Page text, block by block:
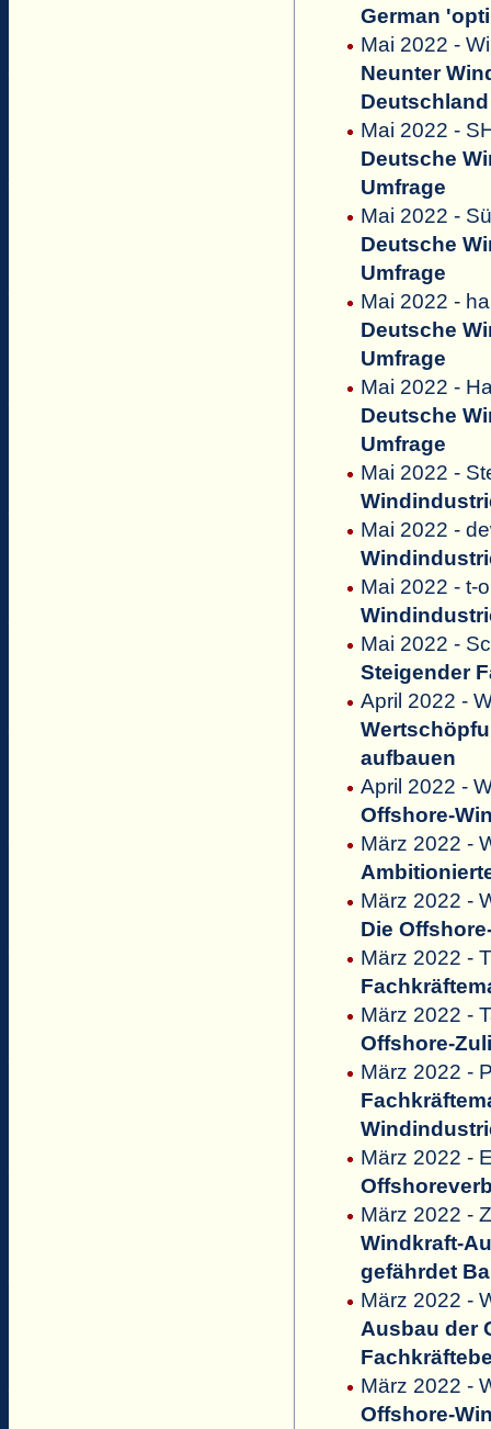
German
Mai 2022 -
Neunter
Mai 2022 -
Deutsche
Umfrage
Mai 2022 -
Deutsche
Umfrage
Mai 2022 -
Deutsche
Umfrage
Mai 2022 -
Deutsche
Umfrage
Mai 2022 -
Mai 2022 -
Mai 2022 - t-
Mai 2022 -
Steigender
April 2022 -
aufbauen
April 2022 -
Offshore-
März 2022 -
März 2022 -
Die
März 2022 -
März 2022 -
Offshore-
März 2022 -
März 2022 -
März 2022 -
Windkraft-
gefährdet
März 2022 -
Ausbau der
März 2022 -
Offshore-